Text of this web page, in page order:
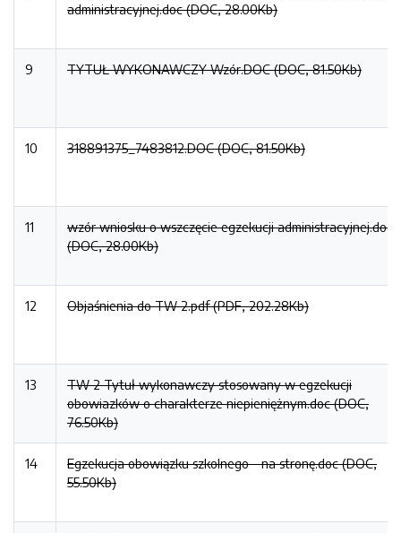
administracyjnej.doc (DOC, 28.00Kb)
9 TYTUŁ WYKONAWCZY Wzór.DOC (DOC, 81.50Kb)
10 318891375_7483812.DOC (DOC, 81.50Kb)
11
wzór wniosku o wszczęcie egzekucji administracyjnej.doc
(DOC, 28.00Kb)
12 Objaśnienia do TW 2.pdf (PDF, 202.28Kb)
13
TW 2 Tytuł wykonawczy stosowany w egzekucji
obowiazków o charakterze niepieniężnym.doc (DOC,
76.50Kb)
14
Egzekucja obowiązku szkolnego - na stronę.doc (DOC,
55.50Kb)